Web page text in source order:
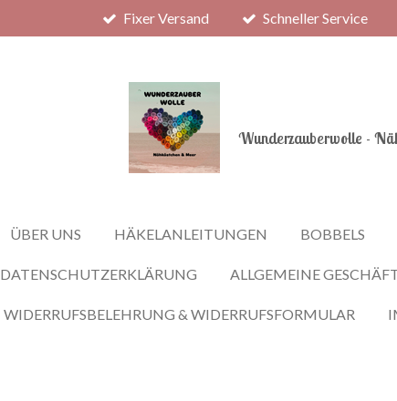
Fixer Versand Schneller Service
Wunderzauberwolle -
ÜBER UNS HÄKELANLEITUNGEN BOBBELS
DATENSCHUTZERKLÄRUNG ALLGEMEINE
WIDERRUFSBELEHRUNG & WIDERRUFSFORMULAR